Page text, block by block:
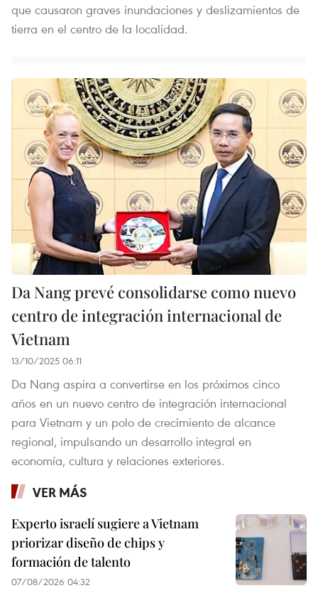
que causaron graves inundaciones y deslizamientos de
tierra en el centro de la localidad.
Da Nang prevé consolidarse como nuevo
centro de integración internacional de
Vietnam
13/10/2025 06:11
Da Nang aspira a convertirse en los próximos cinco
años en un nuevo centro de integración internacional
para Vietnam y un polo de crecimiento de alcance
regional, impulsando un desarrollo integral en
economía, cultura y relaciones exteriores.
VER MÁS
Experto israelí sugiere a Vietnam
priorizar diseño de chips y
formación de talento
07/08/2026 04:32